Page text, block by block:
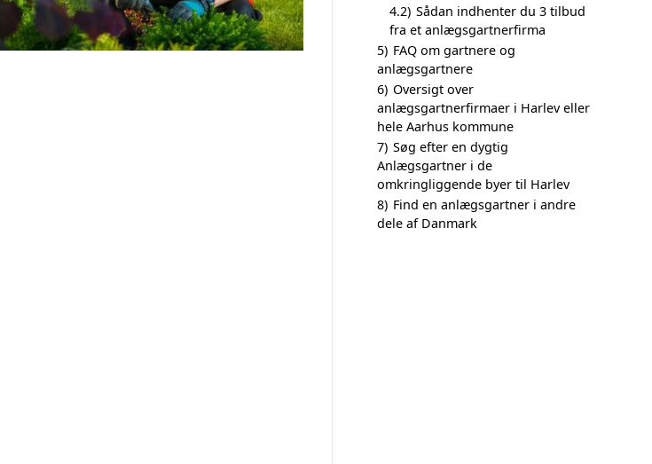
4.2) Sådan indhenter du 3 tilbud
fra et anlægsgartnerfirma
5) FAQ om gartnere og
anlægsgartnere
6) Oversigt over
anlægsgartnerfirmaer i Harlev eller
hele Aarhus kommune
7) Søg efter en dygtig
Anlægsgartner i de
omkringliggende byer til Harlev
8) Find en anlægsgartner i andre
dele af Danmark